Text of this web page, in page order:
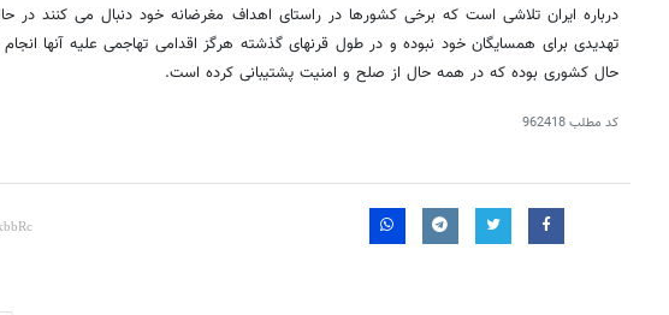
درباره ایران تلاشی است که برخی کشورها در راستای اهداف مغرضانه خود دنبال می کنند در
تهدیدی برای همسایگان خود نبوده و در طول قرنهای گذشته هرگز اقدامی تهاجمی علیه آنها
حال کشوری بوده که در همه حال از صلح و امنیت پشتیبانی کرده است.
کد مطلب962418